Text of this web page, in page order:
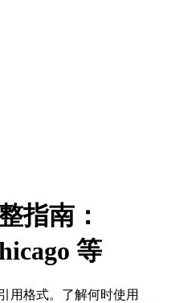
指南：
等
用格式。了解何时使用